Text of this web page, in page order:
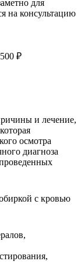
для
на консультацию
₽
и лечение,
осмотра
диагноза